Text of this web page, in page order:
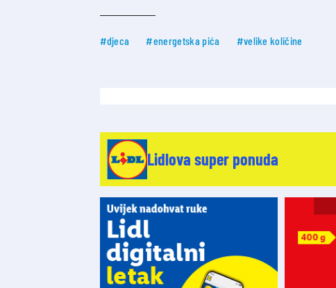
#djeca #energetska pića #velike količine
Lidlova super ponuda